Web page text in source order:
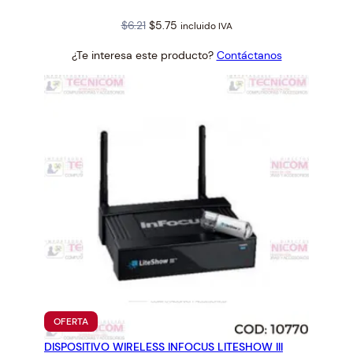
$6.21 Original
was:
$5.75Current
is:
incluido IVA
¿Te interesa este producto? Contáctanos
OFERTAPRODUCTO
EN
OFERTA
DISPOSITIVO WIRELESS INFOCUS LITESHOW III